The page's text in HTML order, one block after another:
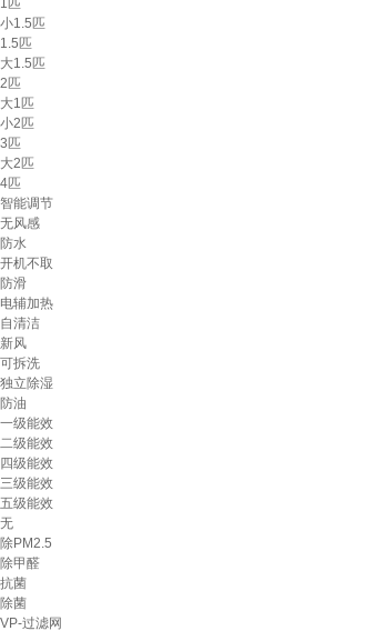
1匹
小1.5匹
1.5匹
大1.5匹
2匹
大1匹
小2匹
3匹
大2匹
4匹
智能调节
无风感
防水
开机不取
防滑
电辅加热
自清洁
新风
可拆洗
独立除湿
防油
一级能效
二级能效
四级能效
三级能效
五级能效
无
除PM2.5
除甲醛
抗菌
除菌
VP-过滤网